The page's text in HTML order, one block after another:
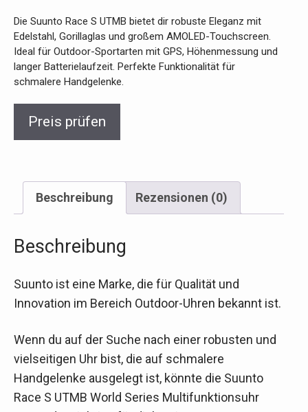
Die Suunto Race S UTMB bietet dir robuste Eleganz mit
Edelstahl, Gorillaglas und großem AMOLED-Touchscreen.
Ideal für Outdoor-Sportarten mit GPS, Höhenmessung und
langer Batterielaufzeit. Perfekte Funktionalität für
schmalere Handgelenke.
Preis prüfen
Beschreibung Rezensionen (0)
Beschreibung
Suunto ist eine Marke, die für Qualität und
Innovation im Bereich Outdoor-Uhren bekannt ist.
Wenn du auf der Suche nach einer robusten und
vielseitigen Uhr bist, die auf schmalere
Handgelenke ausgelegt ist, könnte die Suunto
Race S UTMB World Series Multifunktionsuhr